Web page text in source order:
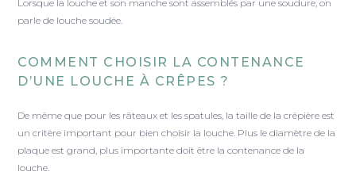
Lorsque la louche et son manche sont assemblés par une soudure, on
parle de louche soudée.
COMMENT CHOISIR LA CONTENANCE
D’UNE LOUCHE À CRÊPES ?
De même que pour les râteaux et les spatules, la taille de la crêpière est
un critère important pour bien choisir la louche. Plus le diamètre de la
plaque est grand, plus importante doit être la contenance de la
louche.